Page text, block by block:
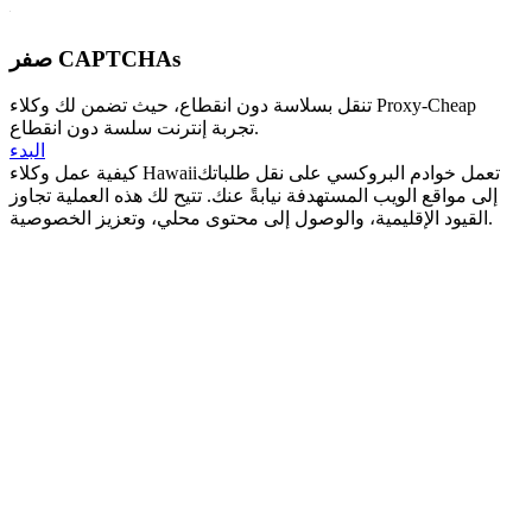
صفر CAPTCHAs
تنقل بسلاسة دون انقطاع، حيث تضمن لك وكلاء Proxy-Cheap
تجربة إنترنت سلسة دون انقطاع.
البدء
كيفية عمل وكلاء Hawaiiتعمل خوادم البروكسي على نقل طلباتك
إلى مواقع الويب المستهدفة نيابةً عنك. تتيح لك هذه العملية تجاوز
القيود الإقليمية، والوصول إلى محتوى محلي، وتعزيز الخصوصية.